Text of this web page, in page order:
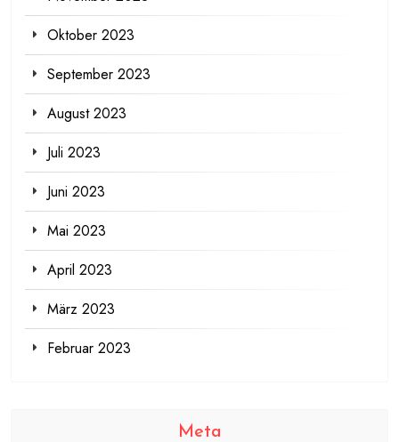
Oktober 2023
September 2023
August 2023
Juli 2023
Juni 2023
Mai 2023
April 2023
März 2023
Februar 2023
Meta